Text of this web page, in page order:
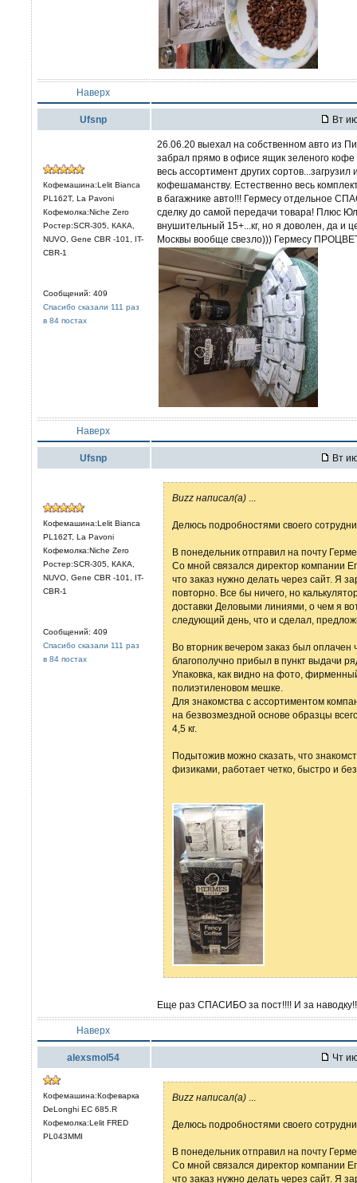
Наверх
Ufsnp Вт
Кофемашина:Lelit Bianca
PL162T, La Pavoni
Кофемолка:Niche Zero
Ростер:SCR-305, КАКА,
NUVO, Gene CBR -101, IT-
CBR-1
Сообщений: 409
Спасибо сказали 111 раз
в 84 постах
26.06.20 выехал на собственном авто из
забрал прямо в офисе ящик зеленого
весь ассортимент других
кофешаманству. Естественно весь
в багажнике авто!!! Гермесу отдельное
сделку до самой передачи товара! Плюс
внушительный 15+...кг, но я доволен, да и
Москвы вообще свезло))) Гермесу
Наверх
Ufsnp Вт
Кофемашина:Lelit Bianca
PL162T, La Pavoni
Кофемолка:Niche Zero
Ростер:SCR-305, КАКА,
NUVO, Gene CBR -101, IT-
CBR-1
Сообщений: 409
Спасибо сказали 111 раз
в 84 постах
Buzz написал(а)
Делюсь подробностями своего
В понедельник отправил на почту
Со мной связался директор компании
что заказ нужно делать через сайт. Я
повторно. Все бы ничего, но
доставки Деловыми линиями, о чем я
следующий день, что и сделал,
Во вторник вечером заказ был оплачен
благополучно прибыл в пункт выдачи
Упаковка, как видно на фото,
полиэтиленовом мешке.
Для знакомства с ассортиментом
на безвозмездной основе образцы
4,5 кг.
Подытожив можно сказать, что
физиками, работает четко, быстро и
Еще раз СПАСИБО за пост!!!! И за
Наверх
alexsmol54 Чт
Кофемашина:Кофеварка
DeLonghi EC 685.R
Кофемолка:Lelit FRED
PL043MMI
Buzz написал(а)
Делюсь подробностями своего
В понедельник отправил на почту
Со мной связался директор компании
что заказ нужно делать через сайт. Я